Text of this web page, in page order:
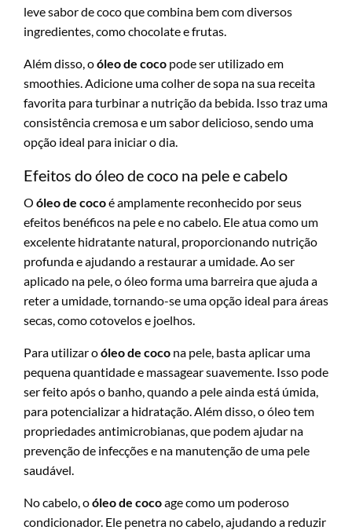
leve sabor de coco que combina bem com diversos
ingredientes, como chocolate e frutas.
Além disso, oóleo de coco pode ser utilizado em
smoothies. Adicione uma colher de sopa na sua receita
favorita para turbinar a nutrição da bebida. Isso traz uma
consistência cremosa e um sabor delicioso, sendo uma
opção ideal para iniciar o dia.
Efeitos do óleo de coco na pele e cabelo
O óleo de cocoé amplamente reconhecido por seus
efeitos benéficos na pele e no cabelo. Ele atua como um
excelente hidratante natural, proporcionando nutrição
profunda e ajudando a restaurar a umidade. Ao ser
aplicado na pele, o óleo forma uma barreira que ajuda a
reter a umidade, tornando-se uma opção ideal para áreas
secas, como cotovelos e joelhos.
Para utilizar oóleo de coco na pele, basta aplicar uma
pequena quantidade e massagear suavemente. Isso pode
ser feito após o banho, quando a pele ainda está úmida,
para potencializar a hidratação. Além disso, o óleo tem
propriedades antimicrobianas, que podem ajudar na
prevenção de infecções e na manutenção de uma pele
saudável.
No cabelo, oóleo de cocoage como um poderoso
condicionador. Ele penetra no cabelo, ajudando a reduzir